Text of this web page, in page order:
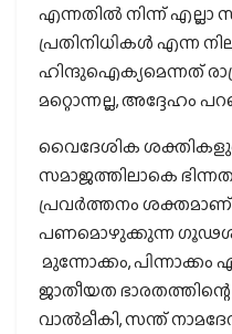
എന്നതില്‍ നിന്ന്
പ്രതിനിധികള്‍ എന്ന
ഹിന്ദുഐക്യമെന്നത്
മറ്റൊന്നല്ല, അദ്ദേഹം
വൈദേശിക
സമാജത്തിലാകെ
പ്രവര്‍ത്തനം
പണമൊഴുക്കുന്ന
മുന്നോക്കം, പിന്നാക്കം
ജാതീയത
വാല്‍മീകി, സന്ത്